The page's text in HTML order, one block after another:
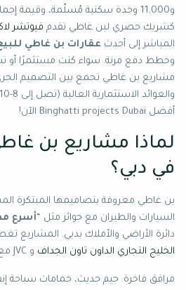
كشريك حصري لبن غاطي تقدم فيوتشر
المباشر إلى أحدث عقارات بن غاطي
وخطط دفع مرنة. سواء كنت مستثمرًا أو
مشاريع بن غاطي تجمع بين التصميم
أفضل Binghatti projects Dubai الآن!
لماذا مشاريع بن
في دبي؟
بن غاطي معروفة بتصاميمها المبتكرة
السيارات والطيران مع جوائز مثل “أسرع
دائرة الأراضي والأملاك بدبي. المشاريع
الخليج التجاري الداون تاون الجداف و JVC مع مميزات عامة تشمل:
مرافق فاخرة: جيم حديث، حمامات سباحة